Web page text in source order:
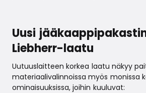
Uusi
Liebherr-laatu
Uutuuslaitteen korkea laatu näkyy
materiaalivalinnoissa myös monissa
ominaisuuksissa, joihin kuuluvat: